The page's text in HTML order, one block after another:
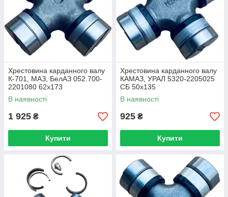
Хрестовина карданного валу
К-701, МАЗ, БелАЗ 052.700-
2201080 62х173
В наявності
1 925 ₴
Купити
Хрестовина карданного валу
КАМАЗ, УРАЛ 5320-2205025
СБ 50х135
В наявності
925 ₴
Купити